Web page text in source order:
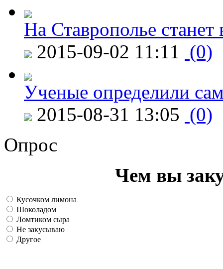
На Ставрополье
2015-09-02 11:11 (0)
Ученые определили
2015-08-31 13:05 (0)
Опрос
Чем вы
Кусочком лимона
Шоколадом
Ломтиком сыра
Не закусываю
Другое